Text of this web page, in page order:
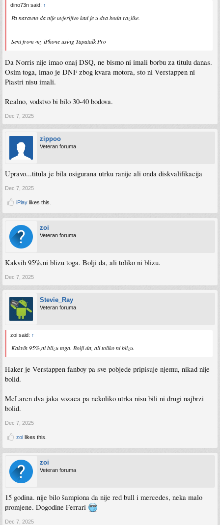
dino73n said: ↑
Pa naravno da nije uvjerljivo kad je u dva boda razlike.
Sent from my iPhone using Tapatalk Pro
Da Norris nije imao onaj DSQ, ne bismo ni imali borbu za titulu danas.
Osim toga, imao je DNF zbog kvara motora, sto ni Verstappen ni
Piastri nisu imali.
Realno, vodstvo bi bilo 30-40 bodova.
Dec 7, 2025
zippoo
Veteran foruma
Upravo...titula je bila osigurana utrku ranije ali onda diskvalifikacija
Dec 7, 2025
iPlay likes this.
zoi
Veteran foruma
Kakvih 95%,ni blizu toga. Bolji da, ali toliko ni blizu.
Dec 7, 2025
Stevie_Ray
Veteran foruma
zoi said: ↑
Kakvih 95%,ni blizu toga. Bolji da, ali toliko ni blizu.
Haker je Verstappen fanboy pa sve pobjede pripisuje njemu, nikad nije
bolid.
McLaren dva jaka vozaca pa nekoliko utrka nisu bili ni drugi najbrzi
bolid.
Dec 7, 2025
zoi likes this.
zoi
Veteran foruma
15 godina. nije bilo šampiona da nije red bull i mercedes, neka malo
promjene. Dogodine Ferrari
Dec 7, 2025